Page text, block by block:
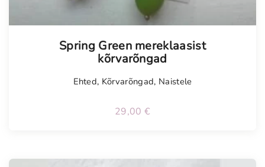
Spring Green mereklaasist
kõrvarõngad
Ehted, Kõrvarõngad, Naistele
29,00 €